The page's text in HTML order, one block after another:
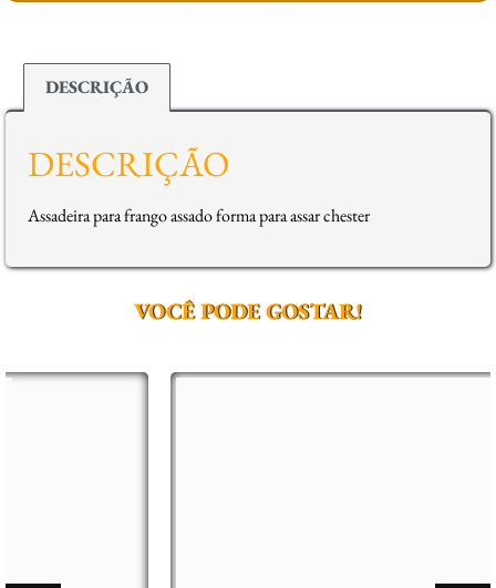
DESCRIÇÃO
DESCRIÇÃO
Assadeira para frango assado forma para assar chester
VOCÊ PODE GOSTAR!